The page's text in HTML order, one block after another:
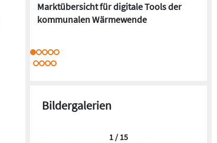
Marktübersicht für digitale Tools der
kommunalen Wärmewende
Bildergalerien
1 / 15